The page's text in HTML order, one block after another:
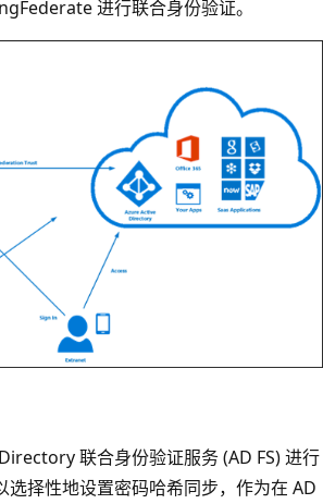
进行联合身份验证。
联合身份验证服务 (AD FS) 进行
选择性地设置密码哈希同步，作为在 AD